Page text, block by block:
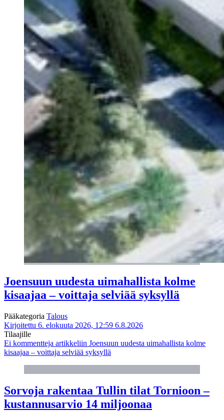
Joensuun uudesta uimahallista kolme
kisaajaa – voittaja selviää syksyllä
Pääkategoria Talous
Kirjoitettu 6. elokuuta 2026, 12:59 6.8.2026
Tilaajille
Ei kommentteja artikkeliin Joensuun uudesta uimahallista kolme
kisaajaa – voittaja selviää syksyllä
Sorvoja rakentaa Tullin tilat Tornioon –
kustannusarvio 14 miljoonaa